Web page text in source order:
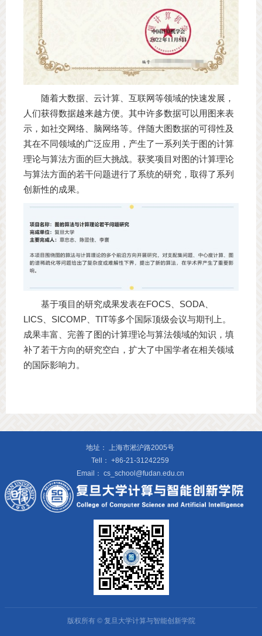
随着大数据、云计算、互联网等领域的快速发展，
人们获得数据越来越方便。其中许多数据可以用图来表
示，如社交网络、脑网络等。伴随大图数据的可得性及
其在不同领域的广泛应用，产生了一系列关于图的计算
理论与算法方面的巨大挑战。获奖项目对图的计算理论
与算法方面的若干问题进行了系统的研究，取得了系列
创新性的成果。
基于项目的研究成果发表在FOCS、SODA、
LICS、SICOMP、TIT等多个国际顶级会议与期刊上。
成果丰富、完善了图的计算理论与算法领域的知识，填
补了若干方向的研究空白，扩大了中国学者在相关领域
的国际影响力。
地址： 上海市淞沪路2005号
Tell： +86-21-31242259
Email： cs_school@fudan.edu.cn
版权所有 © 复旦大学计算与智能创新学院